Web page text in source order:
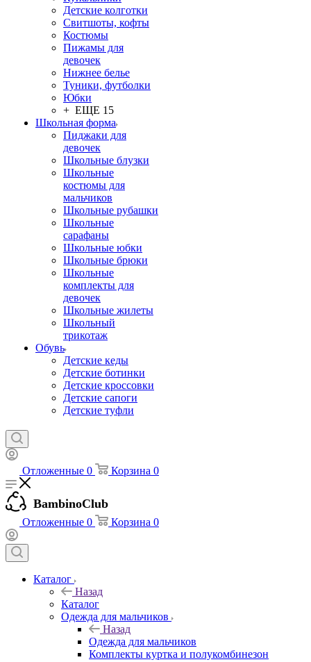
Детские колготки
Свитшоты, кофты
Костюмы
Пижамы для
девочек
Нижнее белье
Туники, футболки
Юбки
+ ЕЩЕ 15
Школьная форма
Пиджаки для
девочек
Школьные блузки
Школьные
костюмы для
мальчиков
Школьные рубашки
Школьные
сарафаны
Школьные юбки
Школьные брюки
Школьные
комплекты для
девочек
Школьные жилеты
Школьный
трикотаж
Обувь
Детские кеды
Детские ботинки
Детские кроссовки
Детские сапоги
Детские туфли
Отложенные 0 Корзина 0
BambinoClub
Отложенные 0 Корзина 0
Каталог
Назад
Каталог
Одежда для мальчиков
Назад
Одежда для мальчиков
Комплекты куртка и полукомбинезон